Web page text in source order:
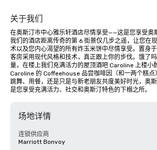
关于我们
在奥斯汀市中心雅乐轩酒店尽情享受——这是您享受奥
我们的酒店距离传奇的第 6 街景仅几步之遥，让您在
术以及您内心渴望的所有炸玉米饼中尽情享受。置身
客房采用现代风格和技术，真正跟上你的步伐。饿了
量，在楼上我们充满活力的屋顶酒吧 Caroline 上楼小
Caroline 的 Coffeehouse 品尝咖啡因（和一两个糕点
跳舞、用餐，还是只是与新老朋友共度美好时光，奥
是您享受充满活力、社交和奥斯汀特色的下榻之所。
场地详情
连锁供应商
Marriott Bonvoy